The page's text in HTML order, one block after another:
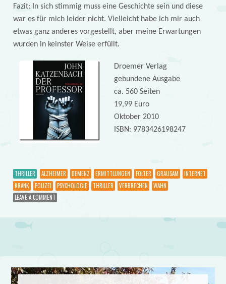
Fazit: In sich stimmig muss eine Geschichte sein und diese
war es für mich leider nicht. Vielleicht habe ich mir auch
etwas ganz anderes vorgestellt, aber meine Erwartungen
wurden in keinster Weise erfüllt.
Droemer Verlag
gebundene Ausgabe
ca. 560 Seiten
19,99 Euro
Oktober 2010
ISBN: 9783426198247
THRILLER ALZHEIMER DEMENZ ERMITTLUNGEN FOLTER GRAUSAM
INTERNET
KRANK
POLIZEI PSYCHOLOGIE THRILLER VERBRECHEN
WAHN
LEAVE A COMMENT
Post navigation